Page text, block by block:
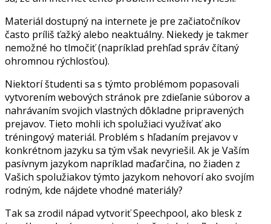
Materiál dostupný na internete je pre začiatočníkov
často príliš ťažký alebo neaktuálny. Niekedy je takmer
nemožné ho tlmočiť (napríklad prehľad správ čítaný
ohromnou rýchlosťou).
Niektorí študenti sa s týmto problémom popasovali
vytvorením webových stránok pre zdieľanie súborov a
nahrávaním svojich vlastných dôkladne pripravených
prejavov. Tieto mohli ich spolužiaci využívať ako
tréningový materiál. Problém s hľadaním prejavov v
konkrétnom jazyku sa tým však nevyriešil. Ak je Vaším
pasívnym jazykom napríklad maďarčina, no žiaden z
Vašich spolužiakov týmto jazykom nehovorí ako svojím
rodným, kde nájdete vhodné materiály?
Tak sa zrodil nápad vytvoriť Speechpool, ako blesk z